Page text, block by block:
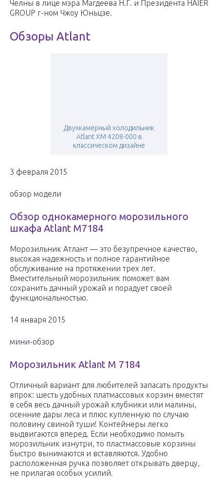
Челны в лице мэра Магдеева Н.Г. и Президента HAIER
GROUP г-ном Чжоу Юньцзе.
Обзоры Atlant
Двухкамерный холодильник
Atlant ХМ 4208-000 в
классическом дизайне
3 февраля 2015
обзор модели
Обзор однокамерного морозильного
шкафа Atlant M7184
Морозильник Атлант — это безупречное качество,
высокая надежность и полное гарантийное
обслуживание на протяжении трех лет.
Вместительный морозильник поможет вам
сохранить дачный урожай и порадует своей
функциональностью.
14 января 2015
мини-обзор
Морозильник Atlant M 7184
Отличный вариант для любителей запасать продукты
впрок: шесть удобных платмассовых корзин вместят
в себя весь дачный урожай клубники или малины,
осенние дары леса и плюс купленную по случаю
половину свиной туши! Контейнеры легко
выдвигаются вперед. Если необходимо помыть
морозильник изнутри, то пластмассовые корзины
быстро вынимаются и вставляются. Удобно
расположенная ручка позволяет открывать дверцу,
не прилагая особых усилий.